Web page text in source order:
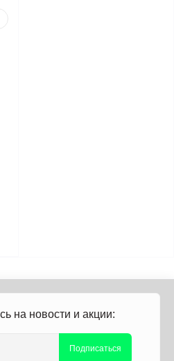
на новости и акции:
Подписаться